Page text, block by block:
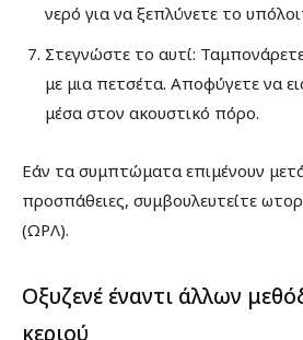
νερό για να ξεπλύνετε το
Στεγνώστε το αυτί:
με μια πετσέτα. Αποφύγετε να
μέσα στον ακουστικό πόρο.
Εάν τα συμπτώματα επιμένουν
προσπάθειες, συμβουλευτείτε
(ΩΡΛ).
Οξυζενέ έναντι άλλων
κεριού